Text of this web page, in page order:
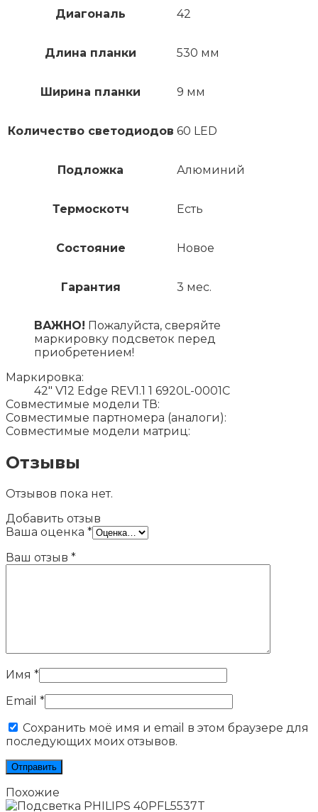
Диагональ 42
Длина планки 530 мм
Ширина планки 9 мм
Количество светодиодов 60 LED
Подложка Алюминий
Термоскотч Есть
Состояние Новое
Гарантия 3 мес.
ВАЖНО! Пожалуйста, сверяйте
маркировку подсветок перед
приобретением!
Маркировка:
42" V12 Edge REV1.1 1 6920L-0001C
Совместимые модели ТВ:
Совместимые партномера (аналоги):
Совместимые модели матриц:
Отзывы
Отзывов пока нет.
Добавить отзыв
Ваша оценка *
Ваш отзыв *
Имя *
Email *
Сохранить моё имя и email в этом браузере для
последующих моих отзывов.
Похожие